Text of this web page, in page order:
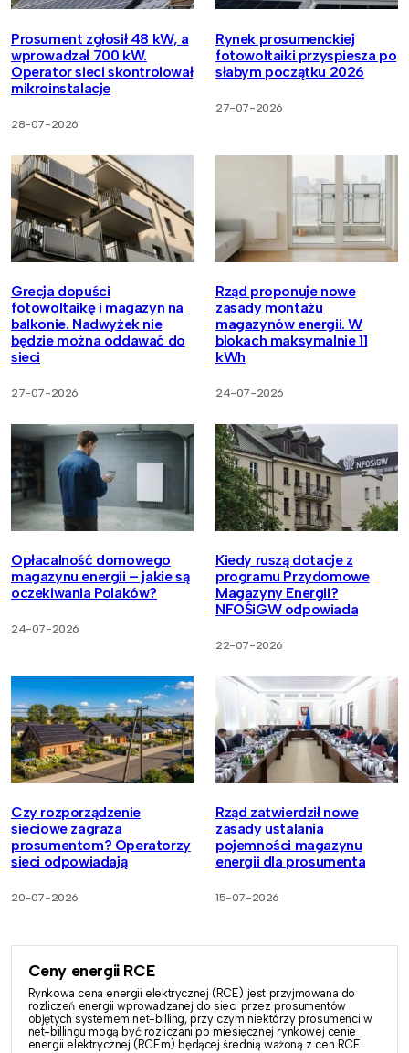
Prosument zgłosił 48 kW, a
wprowadzał 700 kW.
Operator sieci skontrolował
mikroinstalacje
28-07-2026
Rynek prosumenckiej
fotowoltaiki przyspiesza po
słabym początku 2026
27-07-2026
Grecja dopuści
fotowoltaikę i magazyn na
balkonie. Nadwyżek nie
będzie można oddawać do
sieci
27-07-2026
Rząd proponuje nowe
zasady montażu
magazynów energii. W
blokach maksymalnie 11
kWh
24-07-2026
Opłacalność domowego
magazynu energii – jakie są
oczekiwania Polaków?
24-07-2026
Kiedy ruszą dotacje z
programu Przydomowe
Magazyny Energii?
NFOŚiGW odpowiada
22-07-2026
Czy rozporządzenie
sieciowe zagraża
prosumentom? Operatorzy
sieci odpowiadają
20-07-2026
Rząd zatwierdził nowe
zasady ustalania
pojemności magazynu
energii dla prosumenta
15-07-2026
Ceny energii RCE
Rynkowa cena energii elektrycznej (RCE) jest przyjmowana do
rozliczeń energii wprowadzanej do sieci przez prosumentów
objętych systemem net-billing, przy czym niektórzy prosumenci w
net-billingu mogą być rozliczani po miesięcznej rynkowej cenie
energii elektrycznej (RCEm) będącej średnią ważoną z cen RCE.